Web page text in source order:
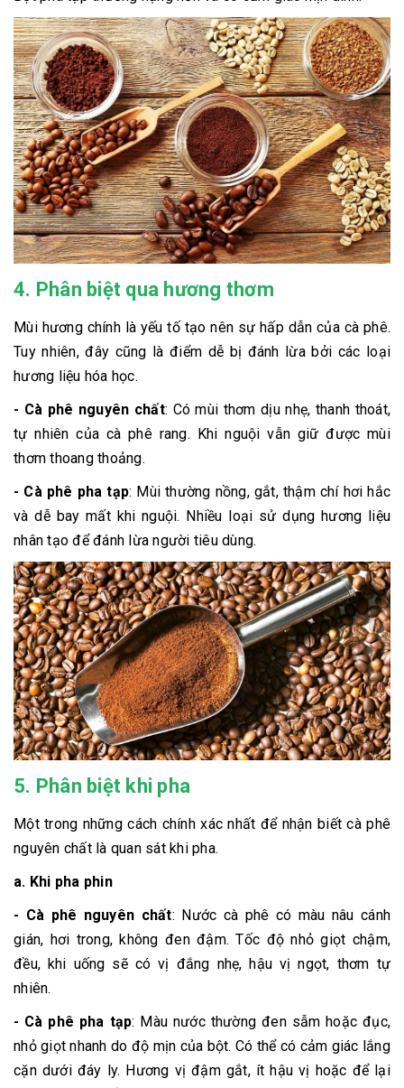
4. Phân biệt qua hương thơm
Mùi hương chính là yếu tố tạo nên sự hấp dẫn của cà phê.
Tuy nhiên, đây cũng là điểm dễ bị đánh lừa bởi các loại
hương liệu hóa học.
- Cà phê nguyên chất: Có mùi thơm dịu nhẹ, thanh thoát,
tự nhiên của cà phê rang. Khi nguội vẫn giữ được mùi
thơm thoang thoảng.
- Cà phê pha tạp: Mùi thường nồng, gắt, thậm chí hơi hắc
và dễ bay mất khi nguội. Nhiều loại sử dụng hương liệu
nhân tạo để đánh lừa người tiêu dùng.
5. Phân biệt khi pha
Một trong những cách chính xác nhất để nhận biết cà phê
nguyên chất là quan sát khi pha.
a. Khi pha phin
- Cà phê nguyên chất: Nước cà phê có màu nâu cánh
gián, hơi trong, không đen đậm. Tốc độ nhỏ giọt chậm,
đều, khi uống sẽ có vị đắng nhẹ, hậu vị ngọt, thơm tự
nhiên.
- Cà phê pha tạp: Màu nước thường đen sẫm hoặc đục,
nhỏ giọt nhanh do độ mịn của bột. Có thể có cảm giác lắng
cặn dưới đáy ly. Hương vị đậm gắt, ít hậu vị hoặc để lại